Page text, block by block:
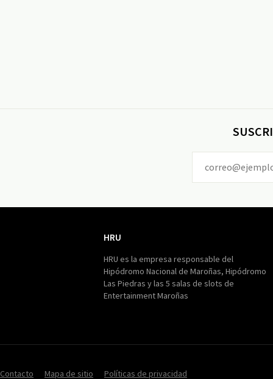
HRU
HRU es la empresa responsable del
Hipódromo Nacional de Maroñas, Hipódromo
Las Piedras y las 5 salas de slots de
Entertainment Maroñas
Contacto Mapa de sitio Políticas de privacidad